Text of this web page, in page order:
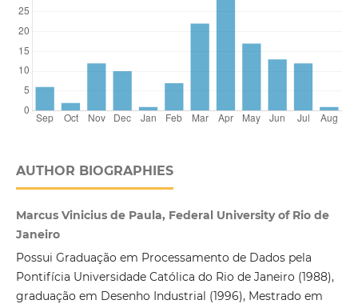
AUTHOR BIOGRAPHIES
Marcus Vinicius de Paula, Federal University of Rio de
Janeiro
Possui Graduação em Processamento de Dados pela
Pontifícia Universidade Católica do Rio de Janeiro (1988),
graduação em Desenho Industrial (1996), Mestrado em